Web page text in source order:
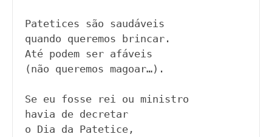
Patetices são saudáveis
quando queremos brincar.
Até podem ser afáveis
(não queremos magoar…).
Se eu fosse rei ou ministro
havia de decretar
o Dia da Patetice,